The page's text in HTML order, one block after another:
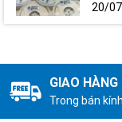
20/
GIAO HÀNG
Trong bán